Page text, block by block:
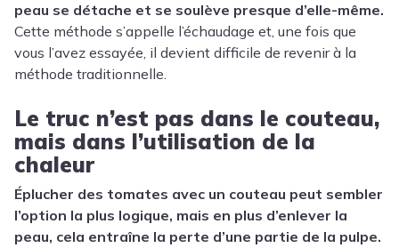
peau se détache et se soulève presque d’elle-même.
Cette méthode s’appelle l’échaudage et, une fois que
vous l’avez essayée, il devient difficile de revenir à la
méthode traditionnelle.
Le truc n’est pas dans le couteau,
mais dans l’utilisation de la
chaleur
Éplucher des tomates avec un couteau peut sembler
l’option la plus logique, mais en plus d’enlever la
peau, cela entraîne la perte d’une partie de la pulpe.